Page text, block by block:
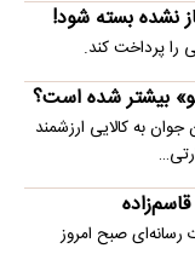
نشده بسته شود!
را پرداخت کند.
بیشتر شده است؟
به کالایی ارزشمند
رسانه‌ای صبح امروز